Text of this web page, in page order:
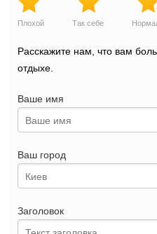
Плохой Так себе
Расскажите нам, что вам
отдыхе.
Ваше имя
Ваш город
Заголовок